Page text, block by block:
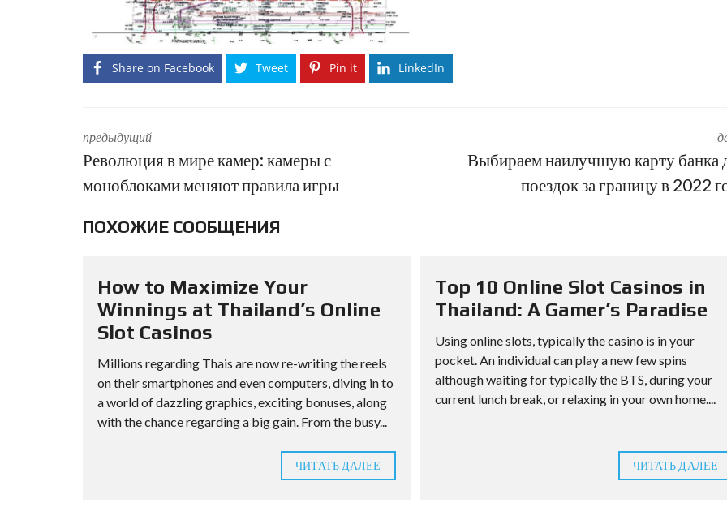
Share on Facebook Tweet Pin it LinkedIn
предыдущий
Революция в мире камер: камеры с
моноблоками меняют правила игры
Выбираем наилучшую карту банка
поездок за границу в 2022
ПОХОЖИЕ СООБЩЕНИЯ
How to Maximize Your
Winnings at Thailand’s Online
Slot Casinos
Millions regarding Thais are now re-writing the reels
on their smartphones and even computers, diving in to
a world of dazzling graphics, exciting bonuses, along
with the chance regarding a big gain. From the busy...
ЧИТАТЬ ДАЛЕЕ
Top 10 Online Slot Casinos in
Thailand: A Gamer’s Paradise
Using online slots, typically the casino is in your
pocket. An individual can play a new few spins
although waiting for typically the BTS, during your
current lunch break, or relaxing in your own home....
ЧИТАТЬ ДАЛЕЕ